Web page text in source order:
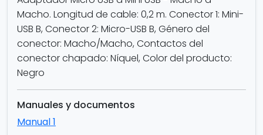
Macho. Longitud de cable: 0,2 m. Conector 1: Mini-
USB B, Conector 2: Micro-USB B, Género del
conector: Macho/Macho, Contactos del
conector chapado: Níquel, Color del producto:
Negro
Manuales y documentos
Manual 1